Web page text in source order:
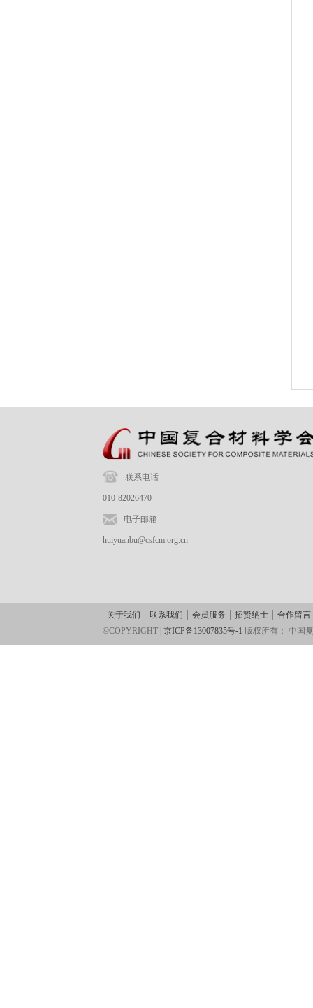
联系电话
010-82026470
电子邮箱
huiyuanbu@csfcm.org.cn
关于我们 联系我们 会员服务 招贤纳士
合作留言
©COPYRIGHT | 京ICP备13007835号-1 版权所有： 中国